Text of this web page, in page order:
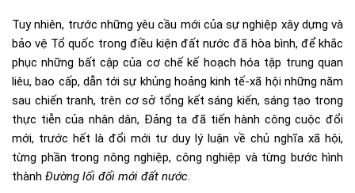
Tuy nhiên, trước những yêu cầu mới của sự nghiệp xây dựng và
bảo vệ Tổ quốc trong điều kiện đất nước đã hòa bình, để khắc
phục những bất cập của cơ chế kế hoạch hóa tập trung quan
liêu, bao cấp, dẫn tới sự khủng hoảng kinh tế-xã hội những năm
sau chiến tranh, trên cơ sở tổng kết sáng kiến, sáng tạo trong
thực tiễn của nhân dân, Đảng ta đã tiến hành công cuộc đổi
mới, trước hết là đổi mới tư duy lý luận về chủ nghĩa xã hội,
từng phần trong nông nghiệp, công nghiệp và từng bước hình
thành Đường lối đổi mới đất nước.